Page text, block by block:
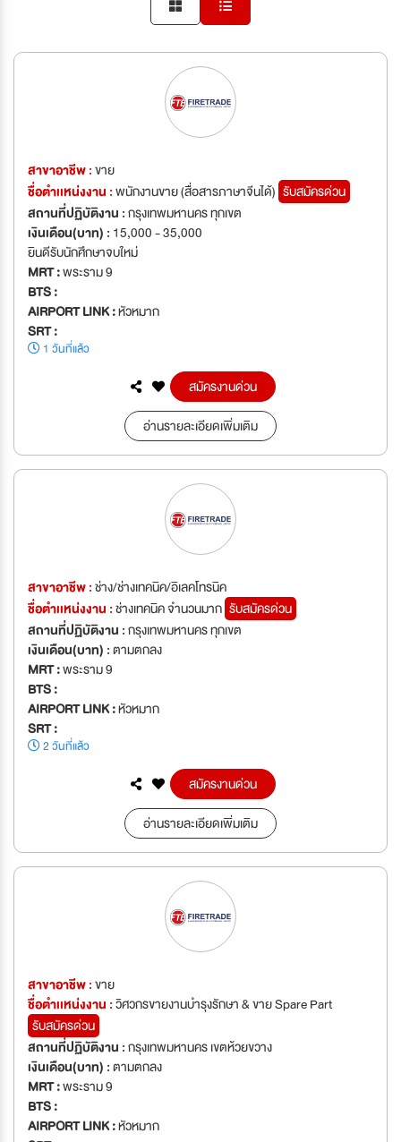
สาขาอาชีพ :ขาย
ชื่อตำเเหน่งงาน :พนักงานขาย (สื่อสารภาษาจีนได้) รับสมัครด่วน
สถานที่ปฏิบัติงาน :กรุงเทพมหานคร ทุกเขต
เงินเดือน(บาท) : 15,000 - 35,000
ยินดีรับนักศึกษาจบใหม่
MRT :พระราม 9
BTS :
AIRPORT LINK :หัวหมาก
SRT :
1 วันที่แล้ว
สมัครงานด่วน
อ่านรายละเอียดเพิ่มเติม
สาขาอาชีพ :ช่าง/ช่างเทคนิค/อิเลคโทรนิค
ชื่อตำเเหน่งงาน :ช่างเทคนิค จำนวนมาก รับสมัครด่วน
สถานที่ปฏิบัติงาน :กรุงเทพมหานคร ทุกเขต
เงินเดือน(บาท) :ตามตกลง
MRT :พระราม 9
BTS :
AIRPORT LINK :หัวหมาก
SRT :
2 วันที่แล้ว
สมัครงานด่วน
อ่านรายละเอียดเพิ่มเติม
สาขาอาชีพ :ขาย
ชื่อตำเเหน่งงาน :วิศวกรขายงานบำรุงรักษา & ขาย Spare Part
รับสมัครด่วน
สถานที่ปฏิบัติงาน :กรุงเทพมหานคร เขตห้วยขวาง
เงินเดือน(บาท) :ตามตกลง
MRT :พระราม 9
BTS :
AIRPORT LINK :หัวหมาก